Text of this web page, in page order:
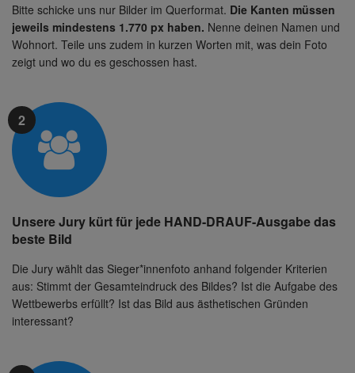
Bitte schicke uns nur Bilder im Querformat. Die Kanten müssen
jeweils mindestens 1.770 px haben. Nenne deinen Namen und
Wohnort. Teile uns zudem in kurzen Worten mit, was dein Foto
zeigt und wo du es geschossen hast.
2
Unsere Jury kürt für jede HAND-DRAUF-Ausgabe das
beste Bild
Die Jury wählt das Sieger*innenfoto anhand folgender Kriterien
aus: Stimmt der Gesamteindruck des Bildes? Ist die Aufgabe des
Wettbewerbs erfüllt? Ist das Bild aus ästhetischen Gründen
interessant?